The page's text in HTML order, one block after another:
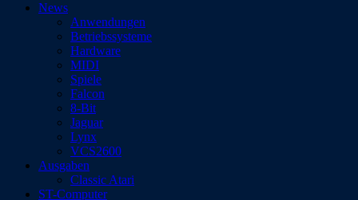
ST-Computer
Das Magazin für Atari-Computer und -Konsolen
News
Anwendungen
Betriebssysteme
Hardware
MIDI
Spiele
Falcon
8-Bit
Jaguar
Lynx
VCS2600
Ausgaben
Classic Atari
ST-Computer